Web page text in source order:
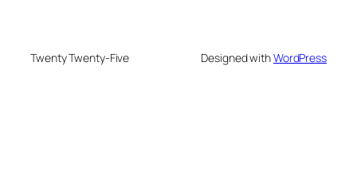
Twenty Twenty-Five Designed withWordPress